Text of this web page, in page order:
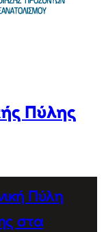
Πύλης
Πύλη
στα